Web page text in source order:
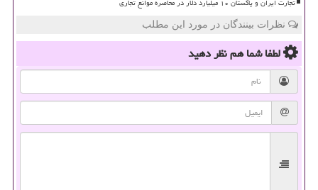
نظرات بینندگان در مورد این مطلب
لطفا شما همنظر دهید